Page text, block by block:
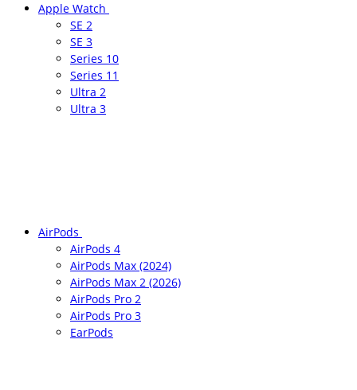
Apple Watch
SE 2
SE 3
Series 10
Series 11
Ultra 2
Ultra 3
AirPods
AirPods 4
AirPods Max (2024)
AirPods Max 2 (2026)
AirPods Pro 2
AirPods Pro 3
EarPods